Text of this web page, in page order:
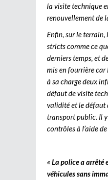
la visite technique
renouvellement de
Enfin, sur le
stricts comme ce
derniers temps, et
mis en fourrière
à sa charge deux
défaut de visite
validité et le défaut
transport public. Il
contrôles à l’aide
« La police a arrêté
véhicules sans